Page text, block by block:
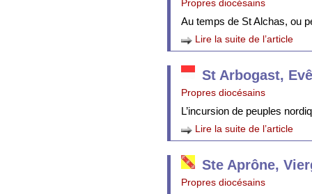
Propres diocésains
Au temps de St Alchas, ou
Lire la suite de l’article
St Arbogast,
Propres diocésains
L’incursion de peuples
Lire la suite de l’article
Ste Aprône,
Propres diocésains